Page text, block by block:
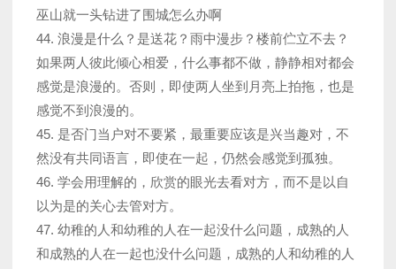
巫山就一头钻进了围城怎么办啊
44. 浪漫是什么？是送花？雨中漫步？楼前伫立不去？
如果两人彼此倾心相爱，什么事都不做，静静相对都会
感觉是浪漫的。否则，即使两人坐到月亮上拍拖，也是
感觉不到浪漫的。
45. 是否门当户对不要紧，最重要应该是兴当趣对，不
然没有共同语言，即使在一起，仍然会感觉到孤独。
46. 学会用理解的，欣赏的眼光去看对方，而不是以自
以为是的关心去管对方。
47. 幼稚的人和幼稚的人在一起没什么问题，成熟的人
和成熟的人在一起也没什么问题，成熟的人和幼稚的人